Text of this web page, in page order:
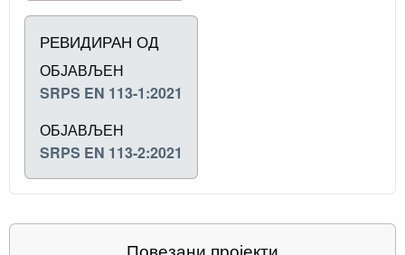
РЕВИДИРАН ОД
ОБЈАВЉЕН
SRPS EN 113-1:2021
ОБЈАВЉЕН
SRPS EN 113-2:2021
Повезани пројекти